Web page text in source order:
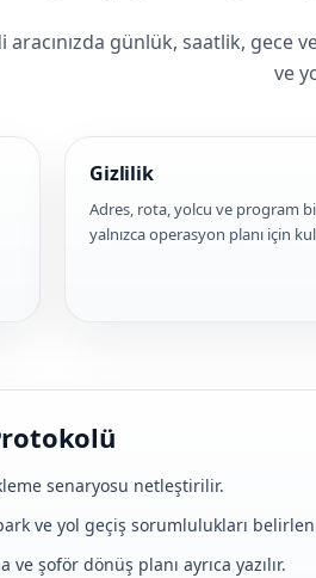
günlük, saatlik,
ve
Gizlilik
Adres, rota, yolcu ve program
yalnızca operasyon planı için
senaryosu netleştirilir.
ve yol geçiş sorumlulukları
şoför dönüş planı ayrıca yazılır.